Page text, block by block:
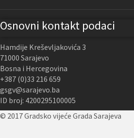
Osnovni kontakt podaci
Hamdije Kreševljakovića 3
71000 Sarajevo
Bosna i Hercegovina
+387 (0)33 216 659
gsgv@sarajevo.ba
ID broj: 4200295100005
© 2017 Gradsko vijeće Grada Sarajeva